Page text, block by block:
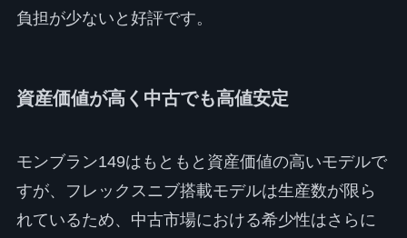
負担が少ないと好評です。
資産価値が高く中古でも高値安定
モンブラン149はもともと資産価値の高いモデルで
すが、フレックスニブ搭載モデルは生産数が限ら
れているため、中古市場における希少性はさらに